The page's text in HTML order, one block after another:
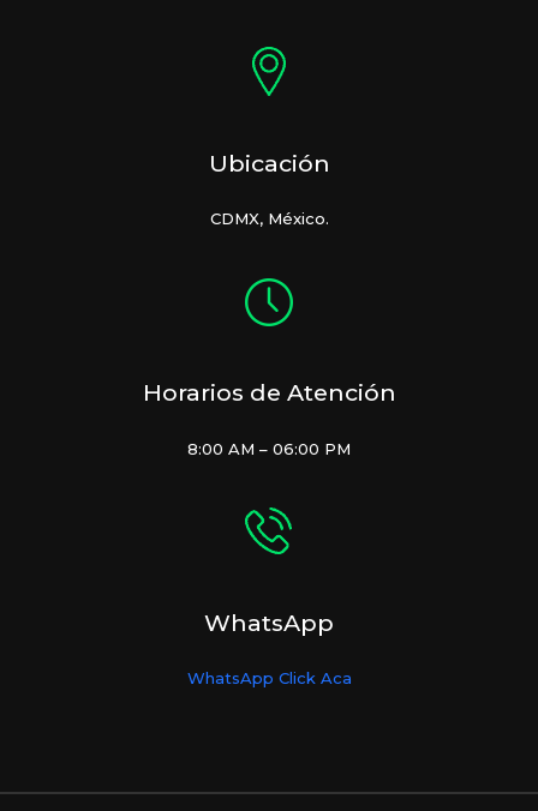
Ubicación
CDMX, México.
Horarios de Atención
8:00 AM – 06:00 PM
WhatsApp
WhatsApp Click Aca